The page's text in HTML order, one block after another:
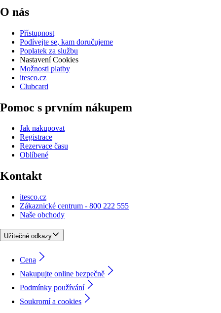
O nás
Přístupnost
Podívejte se, kam doručujeme
Poplatek za službu
Nastavení Cookies
Možnosti platby
itesco.cz
Clubcard
Pomoc s prvním nákupem
Jak nakupovat
Registrace
Rezervace času
Oblíbené
Kontakt
itesco.cz
Zákaznické centrum - 800 222 555
Naše obchody
Užitečné odkazy
Cena
Nakupujte online bezpečně
Podmínky používání
Soukromí a cookies